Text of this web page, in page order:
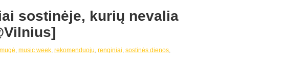
sostinėje, kurių nevalia
, music week, rekomenduoju, renginiai, sostinės dienos,